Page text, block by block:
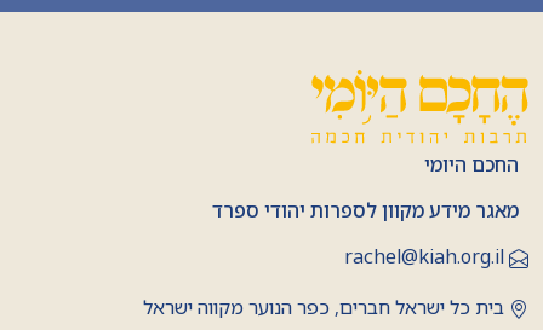
החכם היומי
מאגר מידע מקוון לספרות יהודי ספרד
rachel@kiah.org.il
בית כל ישראל חברים, כפר הנוער מקווה ישראל